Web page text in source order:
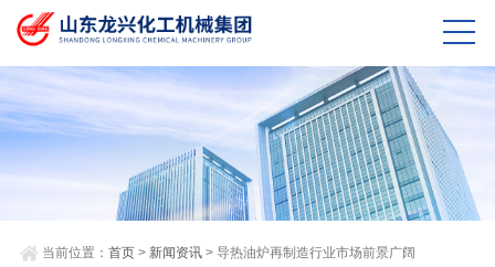
当前位置：首页 > 新闻资讯 > 导热油炉再制造行业市场前景广阔